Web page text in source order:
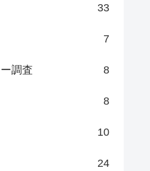
33
7
調査 8
8
10
24